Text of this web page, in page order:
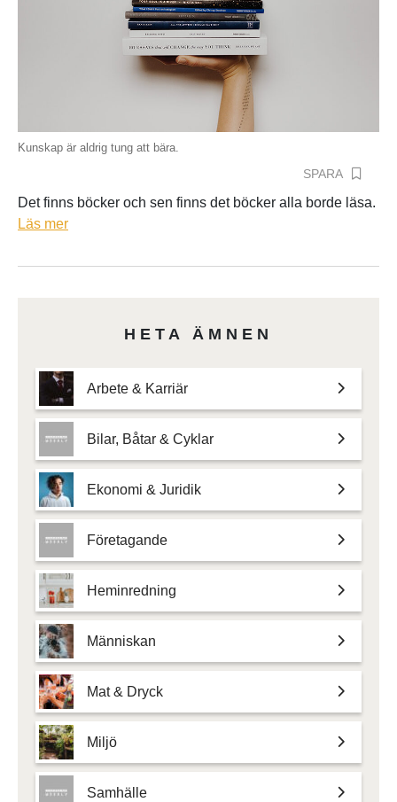
Kunskap är aldrig tung att bära.
SPARA
Det finns böcker och sen finns det böcker alla borde läsa.
Läs mer
HETA ÄMNEN
Arbete & Karriär
Bilar, Båtar & Cyklar
Ekonomi & Juridik
Företagande
Heminredning
Människan
Mat & Dryck
Miljö
Samhälle